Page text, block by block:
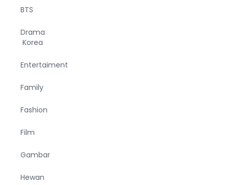
BTS
Drama
Korea
Entertaiment
Family
Fashion
Film
Gambar
Hewan